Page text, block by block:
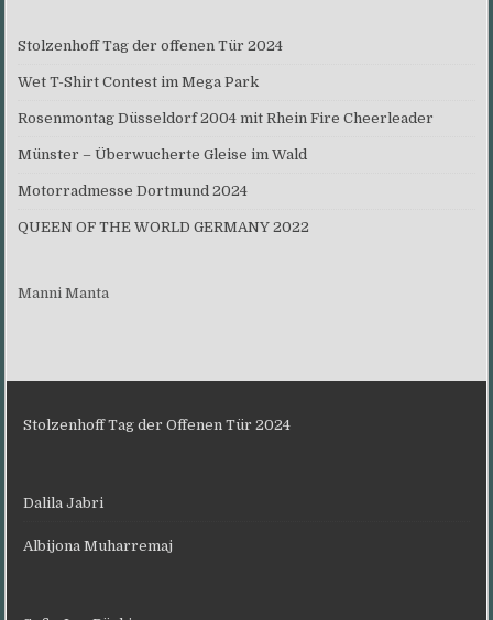
Stolzenhoff Tag der offenen Tür 2024
Wet T-Shirt Contest im Mega Park
Rosenmontag Düsseldorf 2004 mit Rhein Fire Cheerleader
Münster – Überwucherte Gleise im Wald
Motorradmesse Dortmund 2024
QUEEN OF THE WORLD GERMANY 2022
Manni Manta
Stolzenhoff Tag der Offenen Tür 2024
Dalila Jabri
Albijona Muharremaj